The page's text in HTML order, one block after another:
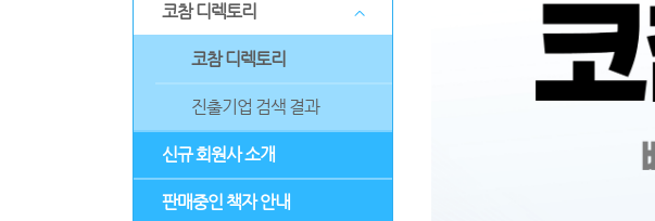
코참 디렉토리
코참 디렉토리
진출기업 검색 결과
신규 회원사 소개
판매중인 책자 안내